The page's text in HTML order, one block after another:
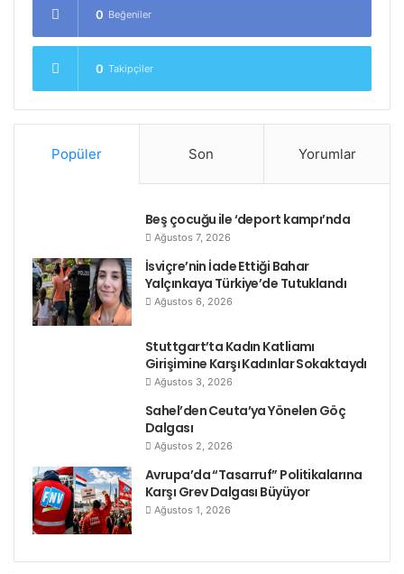
0 Beğeniler
0 Takipçiler
Popüler Son Yorumlar
Beş çocuğu ile ‘deport kampı’nda
Ağustos 7, 2026
İsviçre’nin İade Ettiği Bahar
Yalçınkaya Türkiye’de Tutuklandı
Ağustos 6, 2026
Stuttgart’ta Kadın Katliamı
Girişimine Karşı Kadınlar Sokaktaydı
Ağustos 3, 2026
Sahel’den Ceuta’ya Yönelen Göç
Dalgası
Ağustos 2, 2026
Avrupa’da “Tasarruf” Politikalarına
Karşı Grev Dalgası Büyüyor
Ağustos 1, 2026